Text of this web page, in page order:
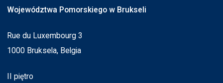
Województwa Pomorskiego w Brukseli
Rue du Luxembourg 3
1000 Bruksela, Belgia
II piętro